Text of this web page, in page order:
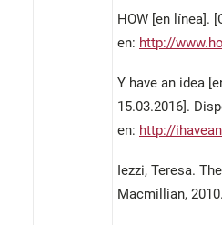
HOW [en línea].
en: http://
Y have an idea
15.03.2016].
en: http://
Iezzi, Teresa.
Macmillian, 2010.